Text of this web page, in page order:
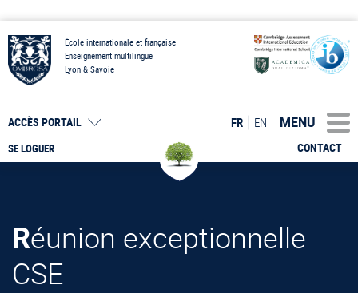
École internationale et française
Enseignement multilingue
Lyon & Savoie
SE LOGUER
ACCÈS PORTAIL
CONTACT
FR EN MENU
Réunion exceptionnelle
CSE